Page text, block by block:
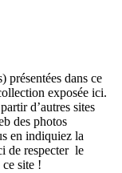
présentées dans ce
exposée ici.
d’autres sites
des photos
en indiquiez la
de respecter le
site !